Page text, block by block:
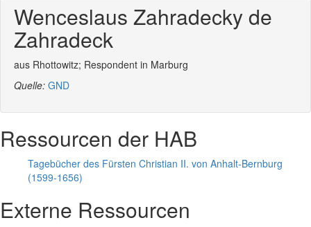
Wenceslaus Zahradecky de
Zahradeck
aus Rhottowitz; Respondent in Marburg
Quelle: GND
Ressourcen der HAB
Tagebücher des Fürsten Christian II. von Anhalt-Bernburg
(1599-1656)
Externe Ressourcen